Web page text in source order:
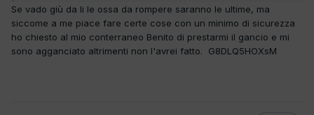
Se vado giù da li le ossa da rompere saranno le ultime, ma
siccome a me piace fare certe cose con un minimo di sicurezza
ho chiesto al mio conterraneo Benito di prestarmi il gancio e mi
sono agganciato altrimenti non l'avrei fatto. G8DLQ5HOXsM